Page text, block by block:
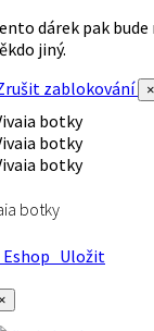
dárek pak
jiný.
zablokování
botky
Uložit